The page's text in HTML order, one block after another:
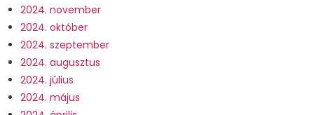
2024. november
2024. október
2024. szeptember
2024. augusztus
2024. július
2024. május